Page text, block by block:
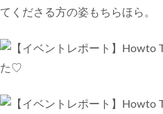
てくださる方の姿もちらほら。